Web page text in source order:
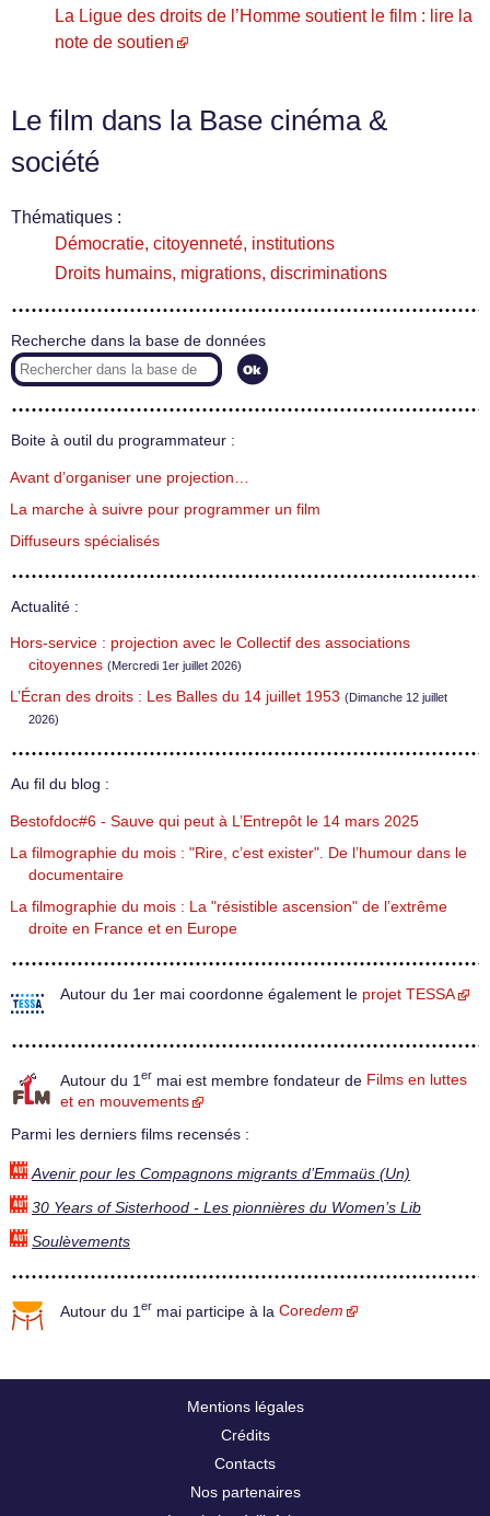
La Ligue des droits de l’Homme soutient le film : lire la
note de soutien
Le film dans la Base cinéma &
société
Thématiques :
Démocratie, citoyenneté, institutions
Droits humains, migrations, discriminations
Recherche dans la base de données
Boite à outil du programmateur :
Avant d’organiser une projection…
La marche à suivre pour programmer un film
Diffuseurs spécialisés
Actualité :
Hors-service : projection avec le Collectif des associations
citoyennes (Mercredi 1er juillet 2026)
L’Écran des droits : Les Balles du 14 juillet 1953 (Dimanche 12 juillet
2026)
Au fil du blog :
Bestofdoc#6 - Sauve qui peut à L’Entrepôt le 14 mars 2025
La filmographie du mois : "Rire, c’est exister". De l’humour dans le
documentaire
La filmographie du mois : La "résistible ascension" de l’extrême
droite en France et en Europe
Autour du 1er mai coordonne également le projet TESSA
Autour du 1 er mai est membre fondateur de Films en luttes
et en mouvements
Parmi les derniers films recensés :
Avenir pour les Compagnons migrants d’Emmaüs (Un)
30 Years of Sisterhood - Les pionnières du Women’s Lib
Soulèvements
Autour du 1 er mai participe à la Coredem
Mentions légales
Crédits
Contacts
Nos partenaires